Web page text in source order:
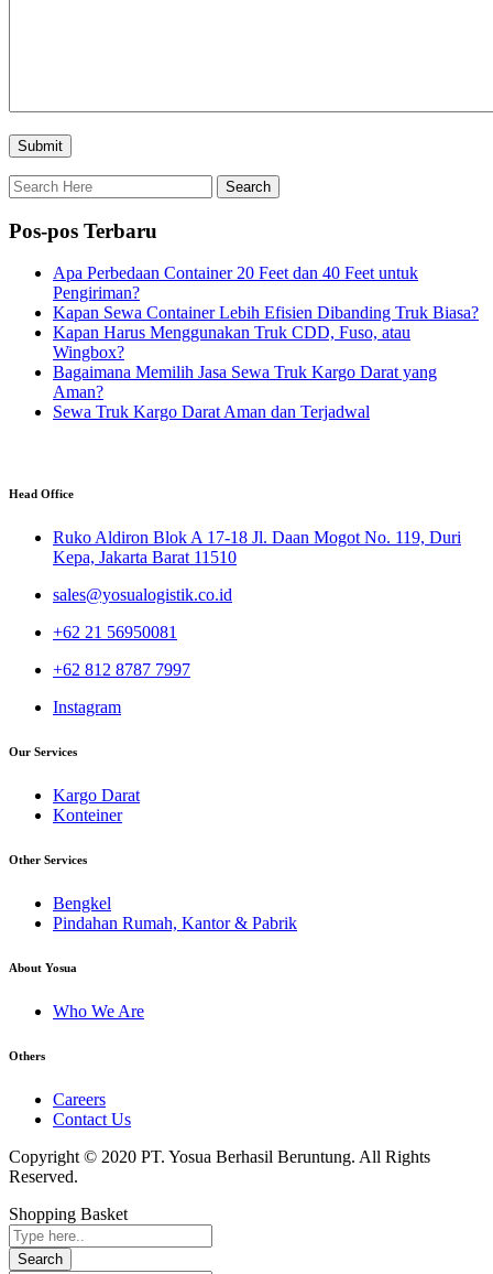
Pos-pos Terbaru
Apa Perbedaan Container 20 Feet dan 40 Feet untuk
Pengiriman?
Kapan Sewa Container Lebih Efisien Dibanding Truk Biasa?
Kapan Harus Menggunakan Truk CDD, Fuso, atau
Wingbox?
Bagaimana Memilih Jasa Sewa Truk Kargo Darat yang
Aman?
Sewa Truk Kargo Darat Aman dan Terjadwal
Head Office
Ruko Aldiron Blok A 17-18 Jl. Daan Mogot No. 119, Duri
Kepa, Jakarta Barat 11510
sales@yosualogistik.co.id
+62 21 56950081
+62 812 8787 7997
Instagram
Our Services
Kargo Darat
Konteiner
Other Services
Bengkel
Pindahan Rumah, Kantor & Pabrik
About Yosua
Who We Are
Others
Careers
Contact Us
Copyright © 2020 PT. Yosua Berhasil Beruntung. All Rights
Reserved.
Shopping Basket